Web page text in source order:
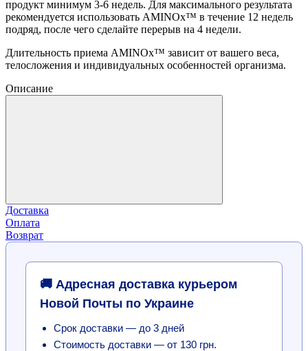
продукт минимум 3-6 недель. Для максимального результата
рекомендуется использовать AMINOx™ в течение 12 недель
подряд, после чего сделайте перерыв на 4 недели.
Длительность приема AMINOx™ зависит от вашего веса,
телосложения и индивидуальных особенностей организма.
Описание
Доставка
Оплата
Возврат
🚚 Адресная доставка курьером
Новой Почты по Украине
Срок доставки — до 3 дней
Стоимость доставки — от 130 грн.